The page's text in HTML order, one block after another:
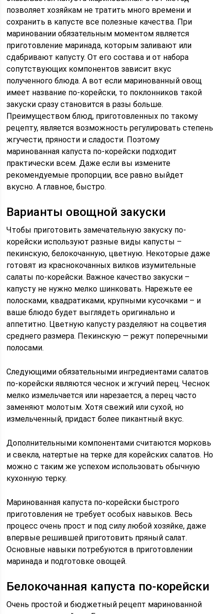
позволяет хозяйкам не тратить много времени и
сохранить в капусте все полезные качества. При
мариновании обязательным моментом является
приготовление маринада, которым заливают или
сдабривают капусту. От его состава и от набора
сопутствующих компонентов зависит вкус
полученного блюда. А вот если маринованный овощ
имеет название по-корейски, то поклонников такой
закуски сразу становится в разы больше.
Преимуществом блюд, приготовленных по такому
рецепту, является возможность регулировать степень
жгучести, пряности и сладости. Поэтому
маринованная капуста по-корейски подходит
практически всем. Даже если вы измените
рекомендуемые пропорции, все равно выйдет
вкусно. А главное, быстро.
Варианты овощной закуски
Чтобы приготовить замечательную закуску по-
корейски используют разные виды капусты –
пекинскую, белокочанную, цветную. Некоторые даже
готовят из краснокочанных вилков изумительные
салаты по-корейски. Важное качество закуски –
капусту не нужно мелко шинковать. Нарежьте ее
полосками, квадратиками, крупными кусочками – и
ваше блюдо будет выглядеть оригинально и
аппетитно. Цветную капусту разделяют на соцветия
среднего размера. Пекинскую — режут поперечными
полосами.
Следующими обязательными ингредиентами салатов
по-корейски являются чеснок и жгучий перец. Чеснок
мелко измельчается или нарезается, а перец часто
заменяют молотым. Хотя свежий или сухой, но
измельченный, придаст более пикантный вкус.
Дополнительными компонентами считаются морковь
и свекла, натертые на терке для корейских салатов. Но
можно с таким же успехом использовать обычную
кухонную терку.
Маринованная капуста по-корейски быстрого
приготовления не требует особых навыков. Весь
процесс очень прост и под силу любой хозяйке, даже
впервые решившей приготовить пряный салат.
Основные навыки потребуются в приготовлении
маринада и подготовке овощей.
Белокочанная капуста по-корейски
Очень простой и бюджетный рецепт маринованной